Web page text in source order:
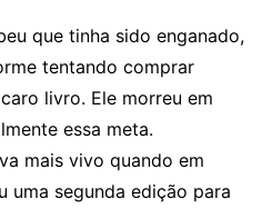
que tinha sido enganado,
tentando comprar
livro. Ele morreu em
essa meta.
mais vivo quando em
uma segunda edição para